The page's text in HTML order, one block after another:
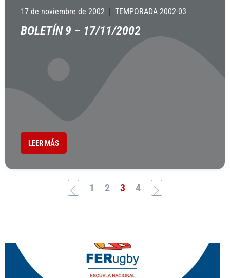
17 de noviembre de 2002 TEMPORADA 2002-03
BOLETÍN 9 – 17/11/2002
LEER MÁS
1 2 3 4